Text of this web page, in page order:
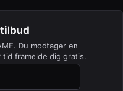
tilbud
Du modtager en
framelde dig gratis.